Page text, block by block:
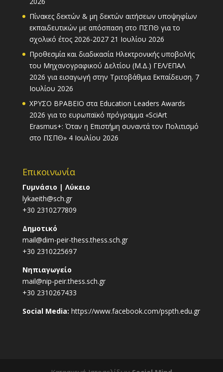
Πίνακες δεκτών & μη δεκτών αιτήσεων υποψηφίων
εκπαιδευτικών με απόσπαση στο ΠΣΠΘ για το
σχολικό έτος 2026-2027 21 Ιουλίου 2026
Προθεσμία και διαδικασία Ηλεκτρονικής υποβολής
του Μηχανογραφικού Δελτίου (Μ.Δ.) ΓΕΛ/ΕΠΑΛ
2026 για εισαγωγή στην Τριτοβάθμια Εκπαίδευση. 7
Ιουλίου 2026
ΧΡΥΣΟ ΒΡΑΒΕΙΟ στα Education Leaders Awards
2026 για το ευρωπαϊκό πρόγραμμα «SciArt
Erasmus+: Όταν η Επιστήμη συναντά τον Πολιτισμό
στο ΠΣΠΘ» 4 Ιουλίου 2026
Επικοινωνία
Γυμνάσιο | Λύκειο
lykaeith@sch.gr
+30 2310277809
Δημοτικό
mail@dim-peir-thess.thess.sch.gr
+30 2310225697
Νηπιαγωγείο
mail@nip-peir.thess.sch.gr
+30 2310267433
Social Media: https://www.facebook.com/pspth.edu.gr